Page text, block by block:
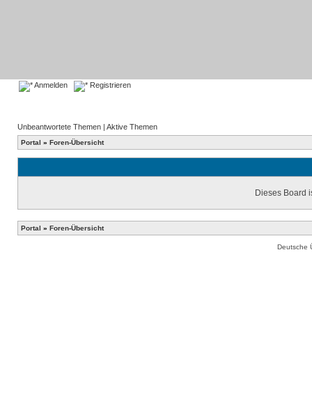
Anmelden Registrieren
Unbeantwortete Themen | Aktive Themen
Portal » Foren-Übersicht
Dieses Board
Portal » Foren-Übersicht
Deutsche